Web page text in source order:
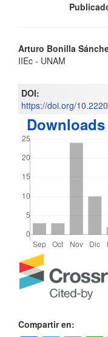
Contenido
del
artículo
Arturo Bonilla
IIEc - UNAM
DOI:
https://doi.org/
Downloads
Detalles
del
artículo
Compartir en: